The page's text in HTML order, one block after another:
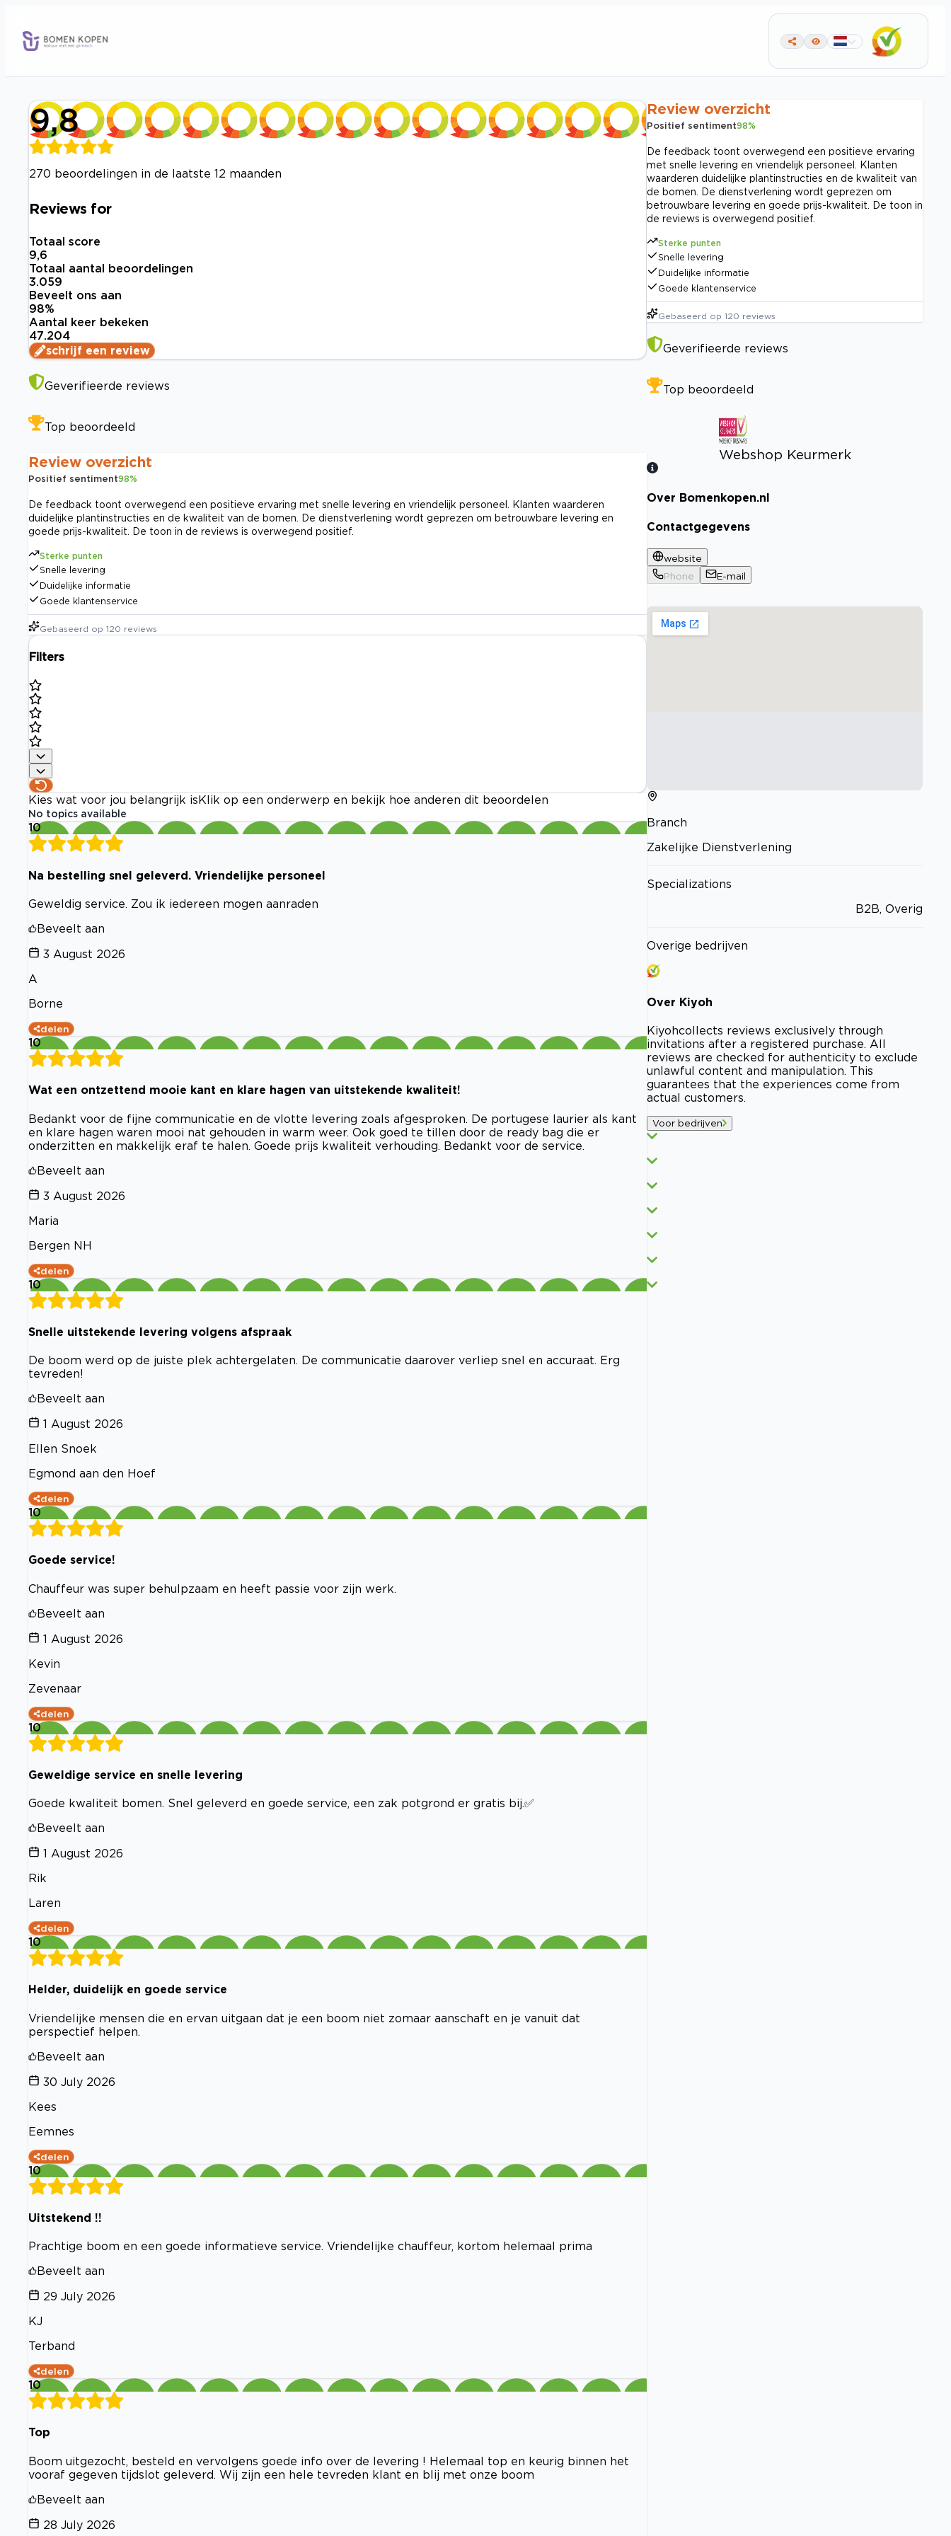
9,8
270 beoordelingen in de laatste 12 maanden
Reviews for
Totaal score
9,6
Totaal aantal beoordelingen
3.059
Beveelt ons aan
98%
Aantal keer bekeken
47.204
schrijf een review
Geverifieerde reviews
Top beoordeeld
Review overzicht
Positief sentiment98%
De feedback toont overwegend een positieve ervaring met snelle levering en vriendelijk personeel. Klanten waarderen
duidelijke plantinstructies en de kwaliteit van de bomen. De dienstverlening wordt geprezen om betrouwbare levering en
goede prijs-kwaliteit. De toon in de reviews is overwegend positief.
Sterke punten
Snelle levering
Duidelijke informatie
Goede klantenservice
Gebaseerd op 120 reviews
Filters
Kies wat voor jou belangrijk is Klik op een onderwerp en bekijk hoe anderen dit beoordelen
No topics available
10
Na bestelling snel geleverd. Vriendelijke personeel
Geweldig service. Zou ik iedereen mogen aanraden
Beveelt aan
3 August 2026
A
Borne
delen
10
Wat een ontzettend mooie kant en klare hagen van uitstekende kwaliteit!
Bedankt voor de fijne communicatie en de vlotte levering zoals afgesproken. De portugese laurier als kant
en klare hagen waren mooi nat gehouden in warm weer. Ook goed te tillen door de ready bag die er
onderzitten en makkelijk eraf te halen. Goede prijs kwaliteit verhouding. Bedankt voor de service.
Beveelt aan
3 August 2026
Maria
Bergen NH
delen
10
Snelle uitstekende levering volgens afspraak
De boom werd op de juiste plek achtergelaten. De communicatie daarover verliep snel en accuraat. Erg
tevreden!
Beveelt aan
1 August 2026
Ellen Snoek
Egmond aan den Hoef
delen
10
Goede service!
Chauffeur was super behulpzaam en heeft passie voor zijn werk.
Beveelt aan
1 August 2026
Kevin
Zevenaar
delen
10
Geweldige service en snelle levering
Goede kwaliteit bomen. Snel geleverd en goede service, een zak potgrond er gratis bij.✅
Beveelt aan
1 August 2026
Rik
Laren
delen
10
Helder, duidelijk en goede service
Vriendelijke mensen die en ervan uitgaan dat je een boom niet zomaar aanschaft en je vanuit dat
perspectief helpen.
Beveelt aan
30 July 2026
Kees
Eemnes
delen
10
Uitstekend !!
Prachtige boom en een goede informatieve service. Vriendelijke chauffeur, kortom helemaal prima
Beveelt aan
29 July 2026
KJ
Terband
delen
10
Top
Boom uitgezocht, besteld en vervolgens goede info over de levering ! Helemaal top en keurig binnen het
vooraf gegeven tijdslot geleverd. Wij zijn een hele tevreden klant en blij met onze boom
Beveelt aan
28 July 2026
Review overzicht
Positief sentiment98%
De feedback toont overwegend een positieve ervaring
met snelle levering en vriendelijk personeel. Klanten
waarderen duidelijke plantinstructies en de kwaliteit van
de bomen. De dienstverlening wordt geprezen om
betrouwbare levering en goede prijs-kwaliteit. De toon in
de reviews is overwegend positief.
Sterke punten
Snelle levering
Duidelijke informatie
Goede klantenservice
Gebaseerd op 120 reviews
Geverifieerde reviews
Top beoordeeld
Webshop Keurmerk
Bekijk certificaat
Over Bomenkopen.nl
Contactgegevens
website
Phone
E-mail
Branch
Zakelijke Dienstverlening
Specializations
B2B, Overig
Overige bedrijven
Over Kiyoh
Kiyohcollects reviews exclusively through
invitations after a registered purchase. All
reviews are checked for authenticity to exclude
unlawful content and manipulation. This
guarantees that the experiences come from
actual customers.
Voor bedrijven